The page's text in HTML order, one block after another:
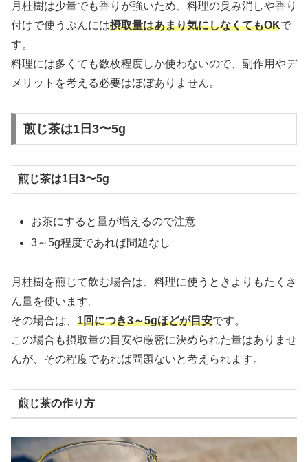
月桂樹は少量でも香りが強いため、料理の臭み消しや香り
付けで使うぶんには摂取量はあまり気にしなくてもOKで
す。
料理には多くても数枚程度しか使わないので、副作用やデ
メリットを考える必要はほぼありません。
煎じ茶は1日3〜5g
煎じ茶は1日3〜5g
お茶にすると量が増えるので注意
3～5g程度であれば問題なし
月桂樹を煎じて飲む場合は、料理に使うときよりもたくさ
ん量を使います。
その場合は、 1回につき3～5gほどが目安です。
この場合も摂取量の目安や厳密に決められた量はありませ
んが、その程度であれば問題ないと考えられます。
煎じ茶の作り方